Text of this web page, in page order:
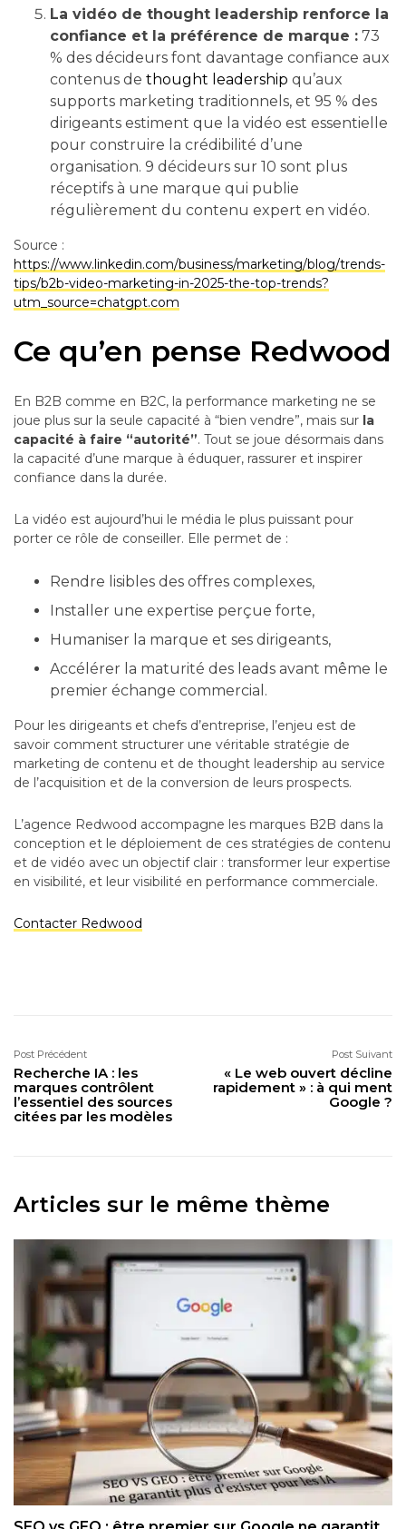
La vidéo de thought leadership renforce la
confiance et la préférence de marque : 73
% des décideurs font davantage confiance aux
contenus de thought leadership qu’aux
supports marketing traditionnels, et 95 % des
dirigeants estiment que la vidéo est essentielle
pour construire la crédibilité d’une
organisation. 9 décideurs sur 10 sont plus
réceptifs à une marque qui publie
régulièrement du contenu expert en vidéo.
Source :
https://www.linkedin.com/business/marketing/blog/trends-
tips/b2b-video-marketing-in-2025-the-top-trends?
utm_source=chatgpt.com
Ce qu’en pense Redwood
En B2B comme en B2C, la performance marketing ne se
joue plus sur la seule capacité à “bien vendre”, mais sur la
capacité à faire “autorité”. Tout se joue désormais dans
la capacité d’une marque à éduquer, rassurer et inspirer
confiance dans la durée.
La vidéo est aujourd’hui le média le plus puissant pour
porter ce rôle de conseiller. Elle permet de :
Rendre lisibles des offres complexes,
Installer une expertise perçue forte,
Humaniser la marque et ses dirigeants,
Accélérer la maturité des leads avant même le
premier échange commercial.
Pour les dirigeants et chefs d’entreprise, l’enjeu est de
savoir comment structurer une véritable stratégie de
marketing de contenu et de thought leadership au service
de l’acquisition et de la conversion de leurs prospects.
L’agence Redwood accompagne les marques B2B dans la
conception et le déploiement de ces stratégies de contenu
et de vidéo avec un objectif clair : transformer leur expertise
en visibilité, et leur visibilité en performance commerciale.
Contacter Redwood
Post Précédent
Recherche IA : les
marques contrôlent
l’essentiel des sources
citées par les modèles
Post Suivant
« Le web ouvert décline
rapidement » : à qui ment
Google ?
Articles sur le même thème